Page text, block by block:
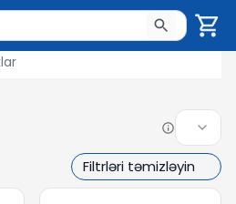
2 simvol yazın. Göndərmək
Filtrləri təmizləyin